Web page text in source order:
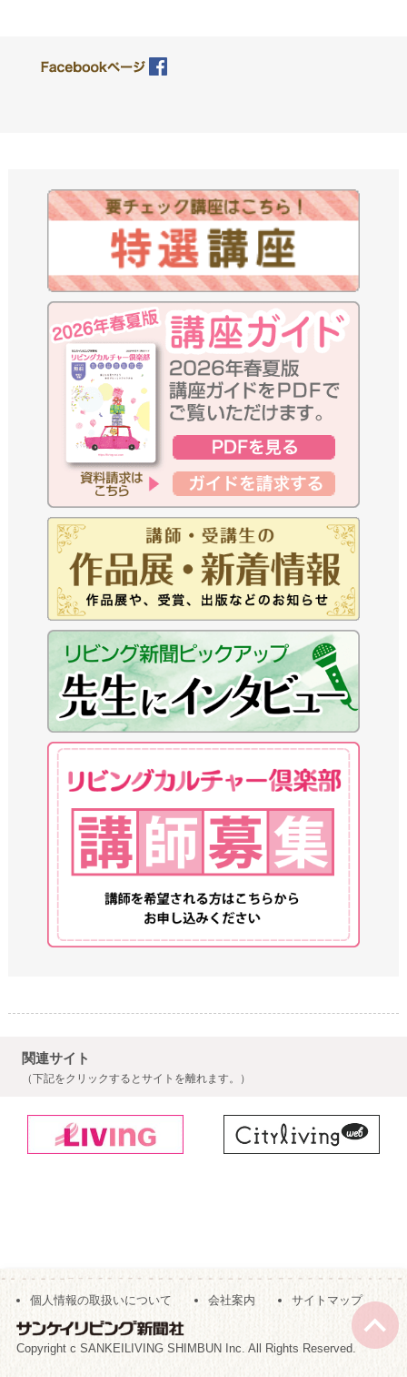
関連サイト
（下記をクリックするとサイトを離れます。）
個人情報の取扱いについて 会社案内 サイトマップ
Copyright c SANKEILIVING SHIMBUN Inc. All Rights Reserved.